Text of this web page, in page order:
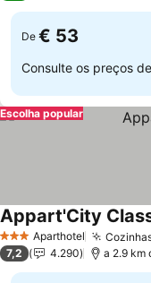
De € 53
Consulte os preços de
Escolha popular
3 EstrelasAparthotel
Appart'City
7,2 4.290 a 2.9 km